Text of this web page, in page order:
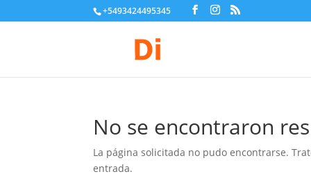
+5493424495345
No se encontraron
La página solicitada no pudo encontrarse.
entrada.